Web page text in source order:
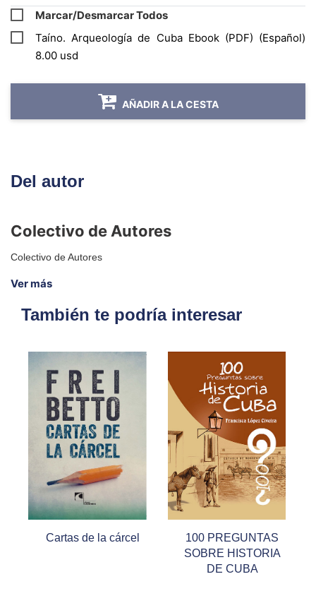
Marcar/Desmarcar Todos
Taíno. Arqueología de Cuba Ebook (PDF) (Español)
8.00 usd
AÑADIR A LA CESTA
Del autor
Colectivo de Autores
Colectivo de Autores
Ver más
También te podría interesar
Cartas de la cárcel
100 PREGUNTAS
SOBRE HISTORIA
DE CUBA